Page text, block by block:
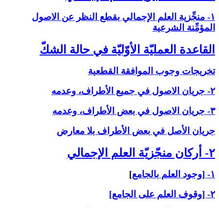
۱- منجِّزية العلم الإجمالي بقطع النظر عن الاصول
المؤمِّنة الشرعية
القاعدة العمليّة الأوّليّة في حالة الشكّ‏
تخريجات وجوب الموافقة القطعية
۲- جريان الاصول في جميع الأطراف، وعدمه
۳- جريان الاصول في بعض الأطراف، وعدمه
جريان الأصل في بعض الأطراف بلا معارض
۲- أركان منجّزيّة العلم الإجمالي‏
۱- [وجود العلم بالجامع
]
۲- [وقوف العلم على الجامع]